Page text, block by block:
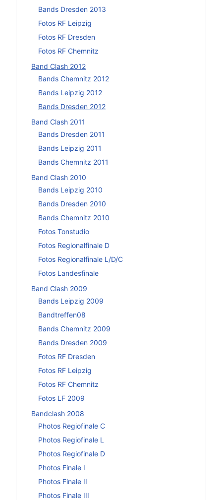
Bands Dresden 2013
Fotos RF Leipzig
Fotos RF Dresden
Fotos RF Chemnitz
Band Clash 2012
Bands Chemnitz 2012
Bands Leipzig 2012
Bands Dresden 2012
Band Clash 2011
Bands Dresden 2011
Bands Leipzig 2011
Bands Chemnitz 2011
Band Clash 2010
Bands Leipzig 2010
Bands Dresden 2010
Bands Chemnitz 2010
Fotos Tonstudio
Fotos Regionalfinale D
Fotos Regionalfinale L/D/C
Fotos Landesfinale
Band Clash 2009
Bands Leipzig 2009
Bandtreffen08
Bands Chemnitz 2009
Bands Dresden 2009
Fotos RF Dresden
Fotos RF Leipzig
Fotos RF Chemnitz
Fotos LF 2009
Bandclash 2008
Photos Regiofinale C
Photos Regiofinale L
Photos Regiofinale D
Photos Finale I
Photos Finale II
Photos Finale III